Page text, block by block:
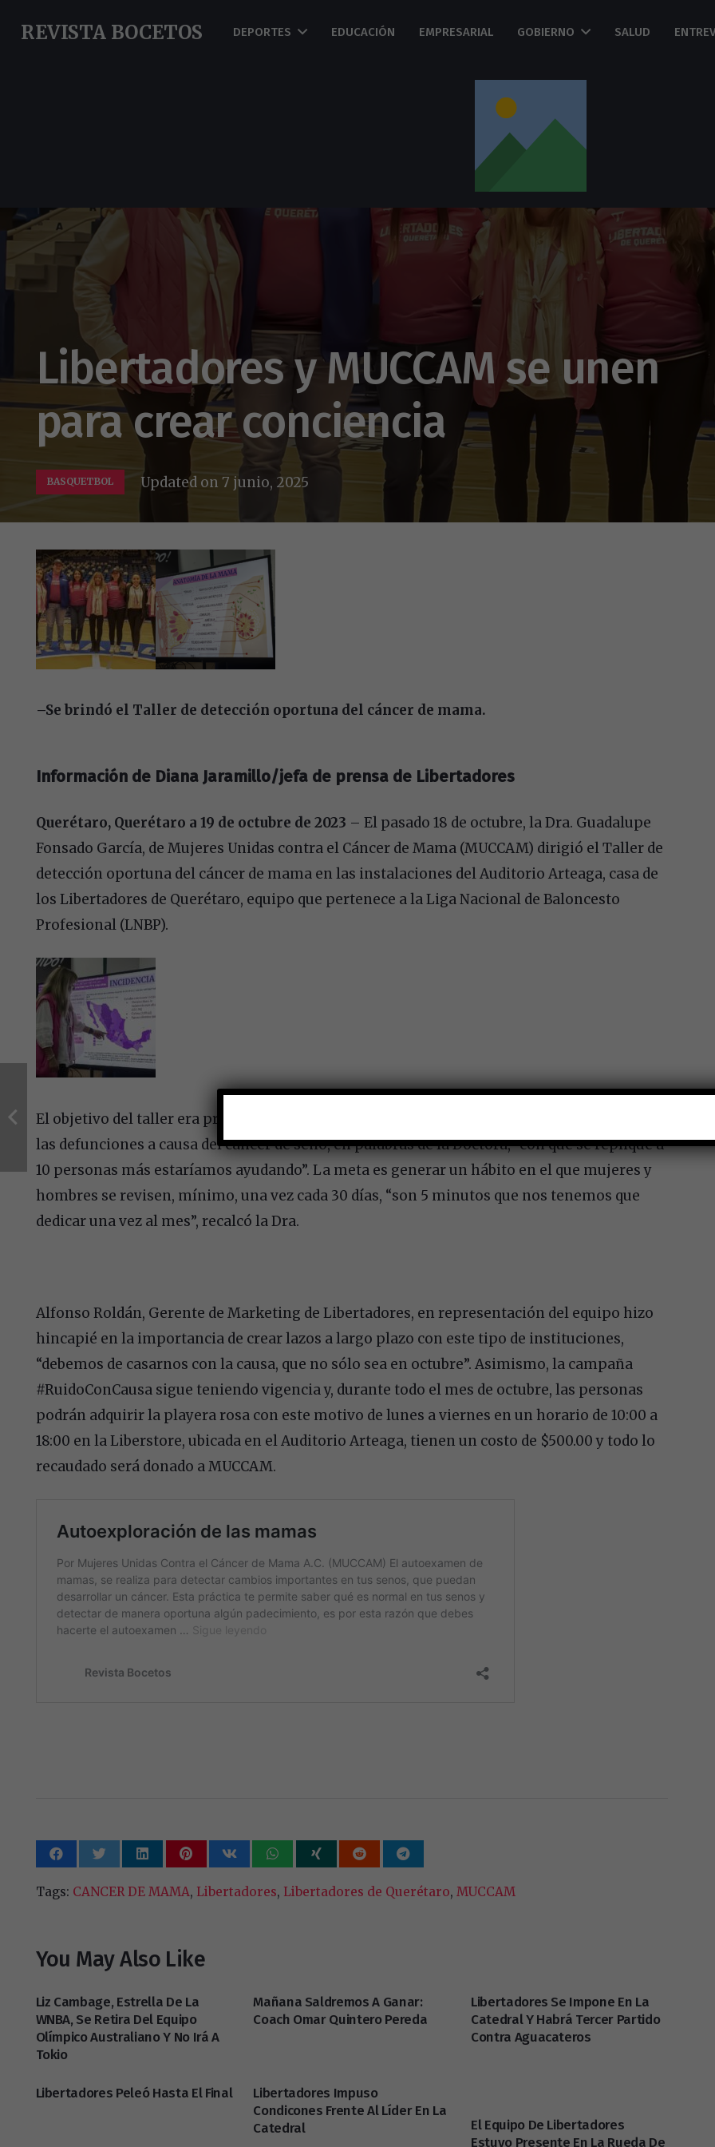
REVISTA BOCETOS DEPORTES EDUCACIÓN EMPRESARIAL GOBIERNO SALUD
Libertadores y MUCCAM se unen
para crear conciencia
BASQUETBOL Updated on7 junio, 2025
–Se brindó el Taller de detección oportuna del cáncer de mama.
Información de Diana Jaramillo/jefa de prensa de Libertadores
Querétaro, Querétaro a 19 de octubre de 2023 – El pasado 18 de octubre, la Dra. Guadalupe
Fonsado García, de Mujeres Unidas contra el Cáncer de Mama (MUCCAM) dirigió el Taller de
detección oportuna del cáncer de mama en las instalaciones del Auditorio Arteaga, casa de
los Libertadores de Querétaro, equipo que pertenece a la Liga Nacional de Baloncesto
Profesional (LNBP).
El objetivo del taller era promover la cultura de la prevención para lograr la disminución de
las defunciones a causa del cáncer de seno, en palabras de la Doctora, “con que se replique a
10 personas más estaríamos ayudando”. La meta es generar un hábito en el que mujeres y
hombres se revisen, mínimo, una vez cada 30 días, “son 5 minutos que nos tenemos que
dedicar una vez al mes”, recalcó la Dra.
Alfonso Roldán, Gerente de Marketing de Libertadores, en representación del equipo hizo
hincapié en la importancia de crear lazos a largo plazo con este tipo de instituciones,
“debemos de casarnos con la causa, que no sólo sea en octubre”. Asimismo, la campaña
#RuidoConCausa sigue teniendo vigencia y, durante todo el mes de octubre, las personas
podrán adquirir la playera rosa con este motivo de lunes a viernes en un horario de 10:00 a
18:00 en la Liberstore, ubicada en el Auditorio Arteaga, tienen un costo de $500.00 y todo lo
recaudado será donado a MUCCAM.
Tags: CANCER DE MAMA, Libertadores, Libertadores de Querétaro, MUCCAM
You May Also Like
Liz Cambage, Estrella De La
WNBA, Se Retira Del Equipo
Olímpico Australiano Y No Irá A
Tokio
Mañana Saldremos A Ganar:
Coach Omar Quintero Pereda
Libertadores Se Impone En La
Catedral Y Habrá Tercer Partido
Contra Aguacateros
Libertadores Peleó Hasta El Final
Libertadores Impuso
Condicones Frente Al Líder En La
Catedral
El Equipo De Libertadores
Estuvo Presente En La Rueda De